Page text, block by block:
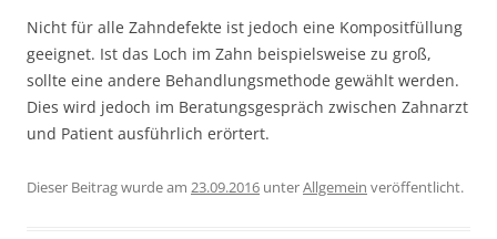
Nicht für alle Zahndefekte ist jedoch eine Kompositfüllung
geeignet. Ist das Loch im Zahn beispielsweise zu groß,
sollte eine andere Behandlungsmethode gewählt werden.
Dies wird jedoch im Beratungsgespräch zwischen Zahnarzt
und Patient ausführlich erörtert.
Dieser Beitrag wurde am 23.09.2016 unterAllgemein veröffentlicht.